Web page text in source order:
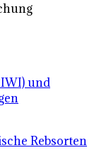
und
Rebsorten